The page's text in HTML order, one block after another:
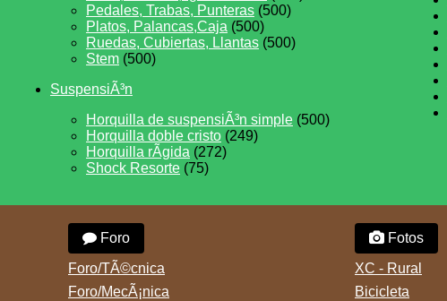
Pedales, Trabas, Punteras (500)
Platos, Palancas,Caja (500)
Ruedas, Cubiertas, Llantas (500)
Stem (500)
SuspensiÃ³n
Horquilla de suspensiÃ³n simple (500)
Horquilla doble cristo (249)
Horquilla rÃ­gida (272)
Shock Resorte (75)
Foro
Foro/TÃ©cnica
Foro/MecÃ¡nica
Fotos
XC - Rural
Bicicleta